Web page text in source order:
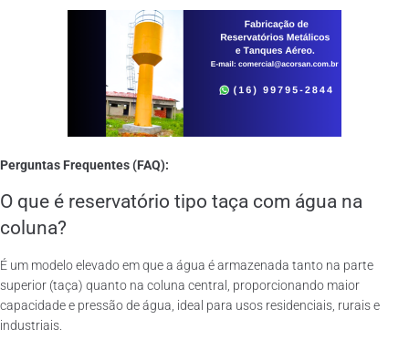
Perguntas Frequentes (FAQ):
O que é reservatório tipo taça com água na
coluna?
É um modelo elevado em que a água é armazenada tanto na parte
superior (taça) quanto na coluna central, proporcionando maior
capacidade e pressão de água, ideal para usos residenciais, rurais e
industriais.